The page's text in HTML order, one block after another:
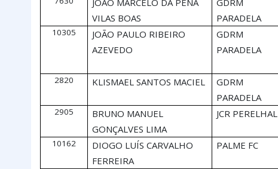
JOÃO MARCELO DA PENA
VILAS BOAS
GDRM
PARADELA
10305
JOÃO PAULO RIBEIRO
AZEVEDO
GDRM
PARADELA
2820 KLISMAEL SANTOS MACIEL
GDRM
PARADELA
2905
BRUNO MANUEL
GONÇALVES LIMA
JCR PERELHAL
10162
DIOGO LUÍS CARVALHO
FERREIRA
PALME FC